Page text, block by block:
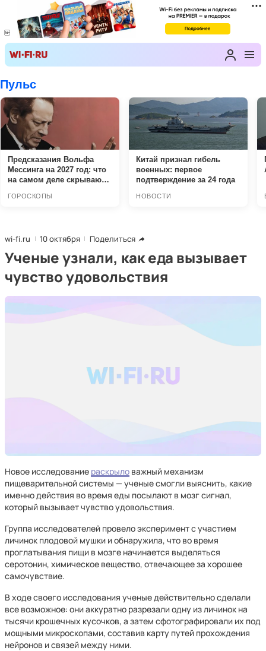
wi-fi.ru 10 октября Поделиться
Ученые узнали, как еда вызывает
чувство удовольствия
Новое исследование раскрыло важный механизм
пищеварительной системы — ученые смогли выяснить, какие
именно действия во время еды посылают в мозг сигнал,
который вызывает чувство удовольствия.
Группа исследователей провело эксперимент с участием
личинок плодовой мушки и обнаружила, что во время
проглатывания пищи в мозге начинается выделяться
серотонин, химическое вещество, отвечающее за хорошее
самочувствие.
В ходе своего исследования ученые действительно сделали
все возможное: они аккуратно разрезали одну из личинок на
тысячи крошечных кусочков, а затем сфотографировали их под
мощными микроскопами, составив карту путей прохождения
нейронов и связей между ними.